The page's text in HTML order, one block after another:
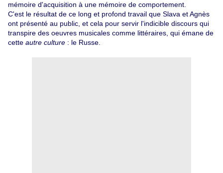
mémoire d'acquisition à une mémoire de comportement.
C'est le résultat de ce long et profond travail que Slava et Agnès
ont présenté au public, et cela pour servir l'indicible discours qui
transpire des oeuvres musicales comme littéraires, qui émane de
cette autre culture : le Russe.